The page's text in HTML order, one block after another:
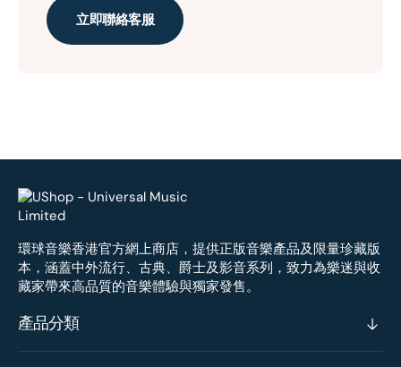
立即聯絡客服
環球音樂香港官方網上商店，提供正版音樂產品及限量珍藏版
本，涵蓋中外流行、古典、爵士及影音系列，致力為樂迷與收
藏家帶來高品質的音樂體驗與獨家發售。
產品分類